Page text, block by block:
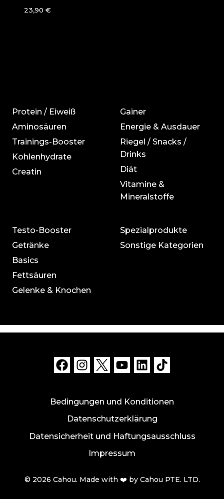
23,90 €
Protein / Eiweiß
Aminosäuren
Trainings-Booster
Kohlenhydrate
Creatin
Gainer
Energie & Ausdauer
Riegel / Snacks /
Drinks
Diät
Vitamine &
Mineralstoffe
Testo-Booster
Getränke
Basics
Fettsäuren
Gelenke & Knochen
Spezialprodukte
Sonstige Kategorien
Bedingungen und Konditionen
Datenschutzerklärung
Datensicherheit und Haftungsausschluss
Impressum
© 2026 Cahou. Made with ❤️ by Cahou PTE. LTD.